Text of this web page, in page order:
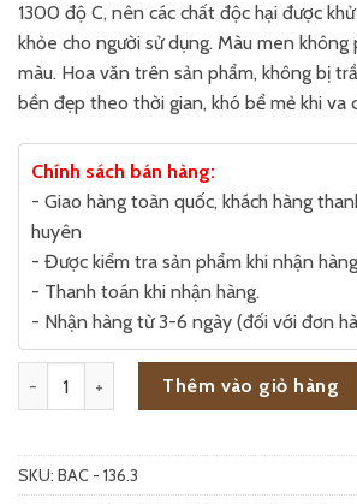
1300 độ C, nên các chất độc hại được
khỏe cho người sử dụng. Màu men không
màu. Hoa văn trên sản phẩm, không bị
bền đẹp theo thời gian, khó bể mẻ khi va
Chính sách bán hàng:
- Giao hàng toàn quốc, khách hàng
huyên
- Được kiểm tra sản phẩm khi nhận
- Thanh toán khi nhận hàng.
- Nhận hàng từ 3-6 ngày (đối với đơn
Bộ ấm chén men kem Tròn vẽ Hoa Sen và 4
Thêm vào giỏ hàng
SKU: BAC - 136.3